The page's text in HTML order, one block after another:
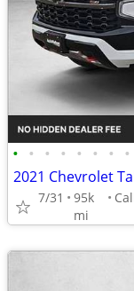
• • • • • • • •
2021 Chevrolet
7/31
95k
mi